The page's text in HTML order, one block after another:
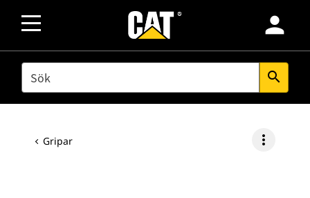
person
SEARCH search
Gripar more_vert